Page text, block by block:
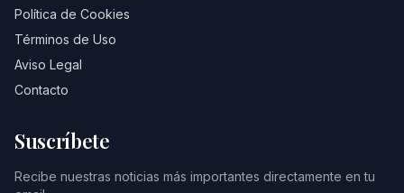
Política de Cookies
Términos de Uso
Aviso Legal
Contacto
Suscríbete
Recibe nuestras noticias más importantes directamente en tu